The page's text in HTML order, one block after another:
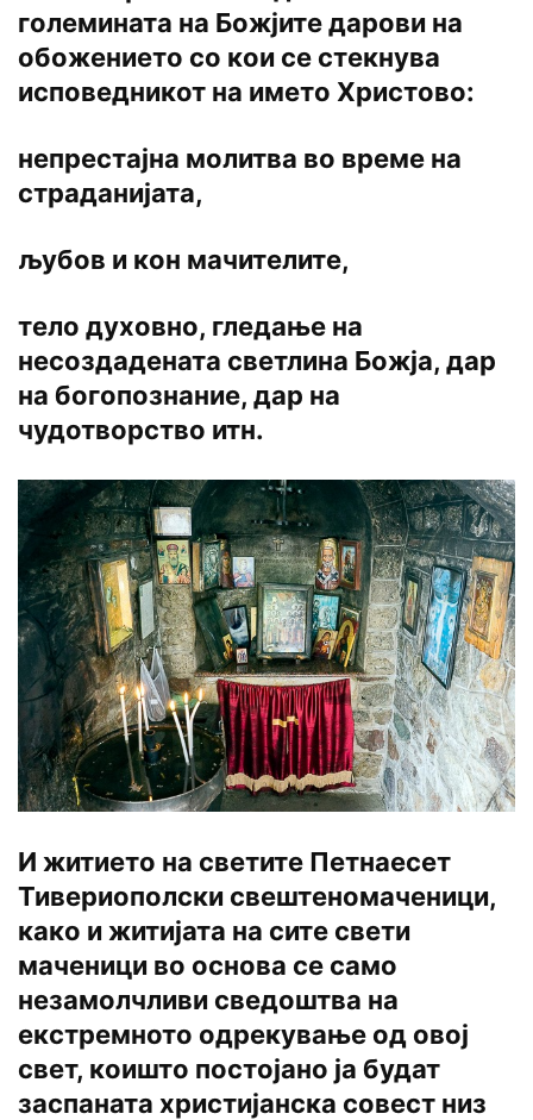
големината на Божјите дарови на
обожението со кои се стекнува
исповедникот на името Христово:
непрестајна молитва во време на
страданијата,
љубов и кон мачителите,
тело духовно, гледање на
несоздадената светлина Божја, дар
на богопознание, дар на
чудотворство итн.
И житието на светите Петнаесет
Тивериополски свештеномаченици,
како и житијата на сите свети
маченици во основа се само
незамолчливи сведоштва на
екстремното одрекување од овој
свет, коишто постојано ја будат
заспаната христијанска совест низ